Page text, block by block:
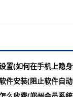
置(如何在手机上隐
件安装(阻止软件自